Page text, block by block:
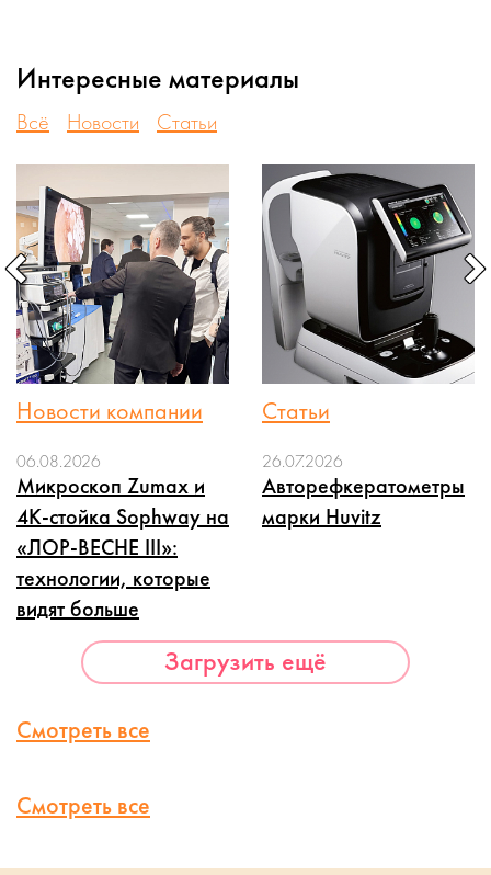
Интересные материалы
Всё Новости Статьи
Новости компании
06.08.2026
Микроскоп Zumax и
4K-стойка Sophway на
«ЛОР-ВЕСНЕ III»:
технологии, которые
видят больше
Статьи
26.07.2026
Авторефкератометры
марки Huvitz
Загрузить ещё
Смотреть все
Смотреть все